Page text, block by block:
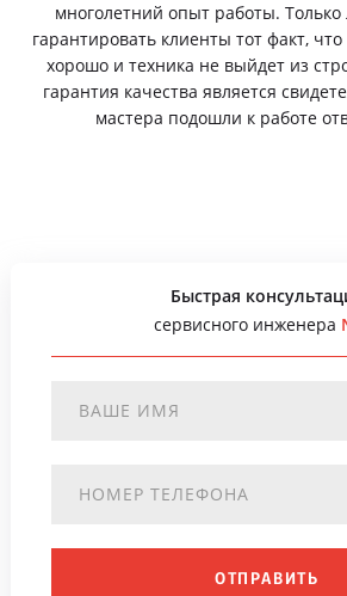
многолетний опыт работы.
гарантировать клиенты тот факт,
хорошо и техника не выйдет из
гарантия качества является
мастера подошли к работе
Быстрая
сервисного инженера
ОТПРАВИТЬ